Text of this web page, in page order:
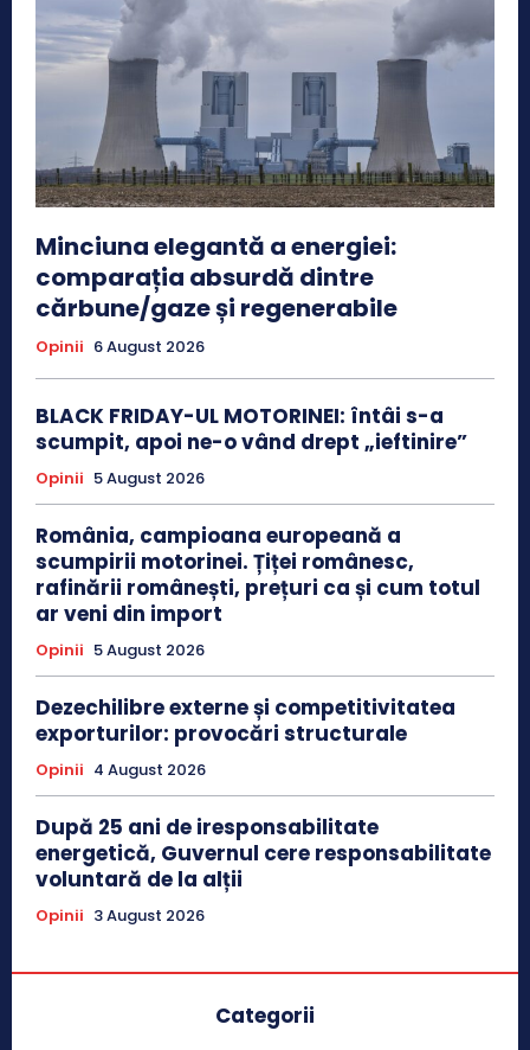
Minciuna elegantă a energiei:
comparația absurdă dintre
cărbune/gaze și regenerabile
Opinii 6 August 2026
BLACK FRIDAY-UL MOTORINEI: întâi s-a
scumpit, apoi ne-o vând drept „ieftinire”
Opinii 5 August 2026
România, campioana europeană a
scumpirii motorinei. Țiței românesc,
rafinării românești, prețuri ca și cum totul
ar veni din import
Opinii 5 August 2026
Dezechilibre externe și competitivitatea
exporturilor: provocări structurale
Opinii 4 August 2026
După 25 ani de iresponsabilitate
energetică, Guvernul cere responsabilitate
voluntară de la alții
Opinii 3 August 2026
Categorii